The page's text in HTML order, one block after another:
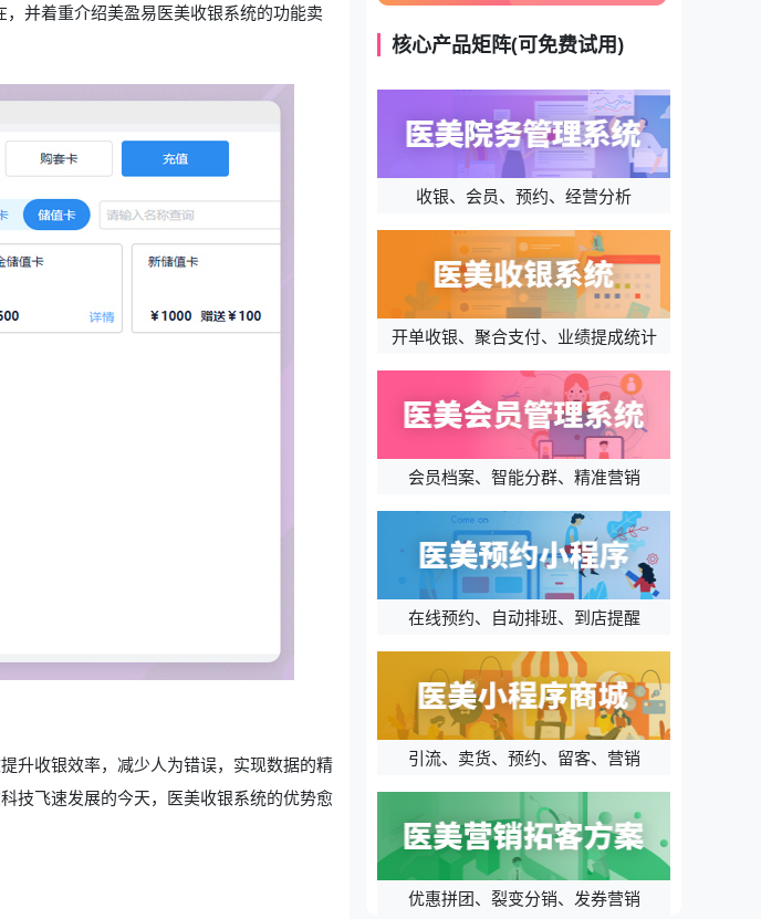
并着重介绍美盈易医美收银系统的功能卖
升收银效率，减少人为错误，实现数据的精
技飞速发展的今天，医美收银系统的优势愈
核心产品矩阵(可免费试用)
收银、会员、预约、经营分析
开单收银、聚合支付、业绩提成统计
会员档案、智能分群、精准营销
在线预约、自动排班、到店提醒
引流、卖货、预约、留客、营销
优惠拼团、裂变分销、发券营销